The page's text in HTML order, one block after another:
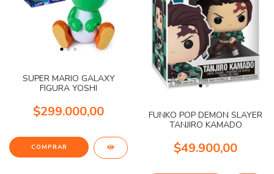
SUPER MARIO GALAXY
FIGURA YOSHI
$299.000,00
FUNKO POP DEMON SLAYER
TANJIRO KAMADO
$49.900,00